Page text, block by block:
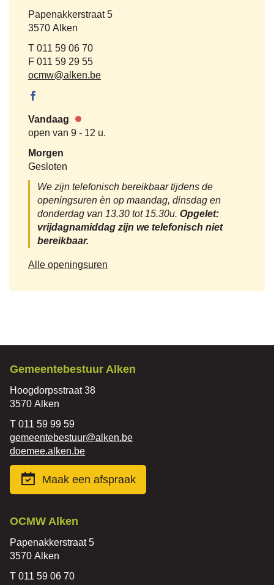
Adres
Papenakkerstraat 5
,3570 Alken
Tel.011 59 06 70
Fax011 59 29 55
E-
ocmw@alken.be
Facebook
Alken
Vandaag
Nu
gesloten
open van 9 - 12 u.
Morgen
Gesloten
We zijn telefonisch bereikbaar tijdens de
openingsuren èn op maandag, dinsdag en
donderdag van 13.30 tot 15.30u. Opgelet:
vrijdagnamiddag zijn we telefonisch niet
bereikbaar.
Alle openingsuren
Contact
Gemeentebestuur Alken
Adres
Hoogdorpsstraat 38
,3570 Alken
Tel.011 59 99 59
E-
mail
gemeentebestuur@alken.be
Website
doemee.alken.be
Maak een afspraak
Contact
OCMW Alken
Adres
Papenakkerstraat 5
,3570 Alken
Tel.011 59 06 70